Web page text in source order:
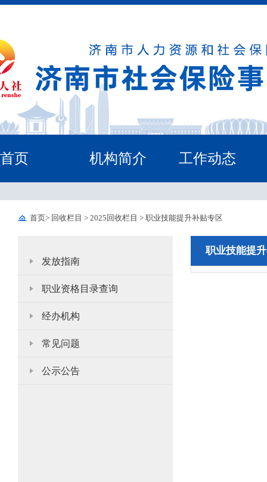
首页 机构简介 工作动态
首页> 回收栏目 > 2025回收栏目 > 职业技能提升补贴专区
发放指南
职业资格目录查询
经办机构
常见问题
公示公告
职业技能提